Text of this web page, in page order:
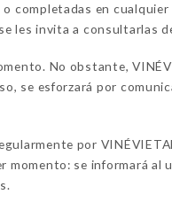
completadas en
les invita a consultarlas
No obstante,
se esforzará por
por
momento: se informará